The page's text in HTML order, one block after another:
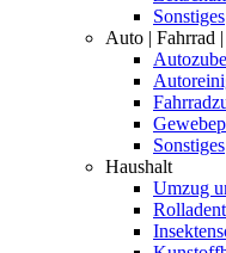
Sonstiges
Auto | Fahrrad
Sonstiges
Haushalt
Umzug